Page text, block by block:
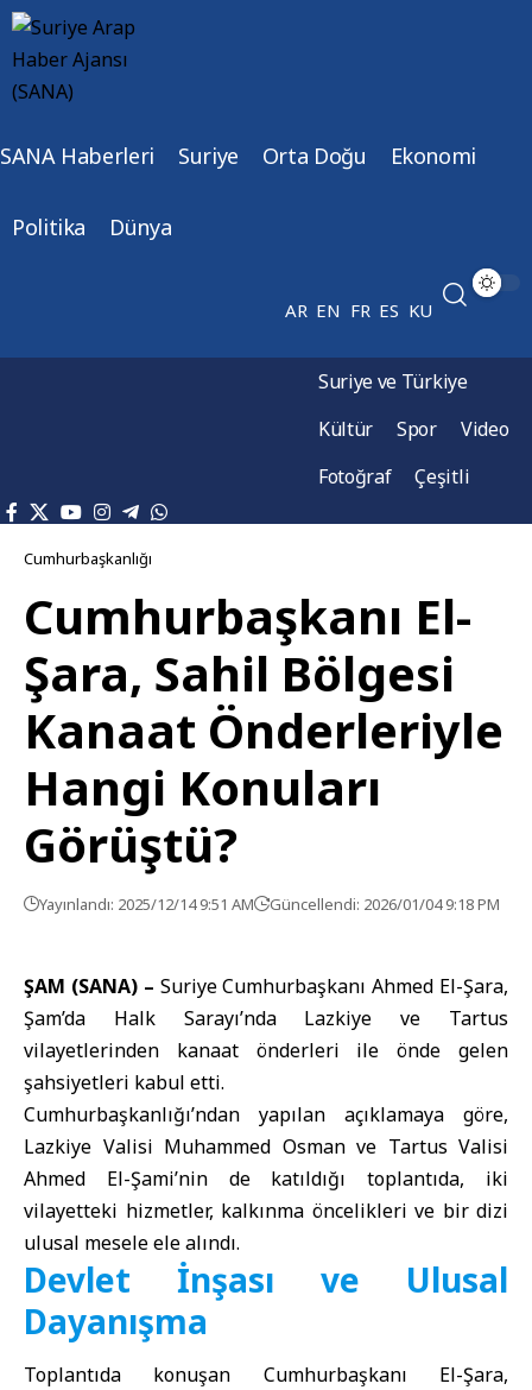
SANA Haberleri Suriye Orta Doğu Ekonomi
Politika Dünya
AR EN FR ES KU
Suriye ve Türkiye
Kültür
Spor
Video
Fotoğraf
Çeşitli
Cumhurbaşkanlığı
Cumhurbaşkanı El-
Şara, Sahil Bölgesi
Kanaat Önderleriyle
Hangi Konuları
Görüştü?
Yayınlandı: 2025/12/14 9:51 AM Güncellendi: 2026/01/04 9:18 PM
ŞAM (SANA) – Suriye CumhurbaşkanıAhmed El-Şara,
Şam’da Halk Sarayı’nda Lazkiye ve Tartus
vilayetlerinden kanaat önderleri ile önde gelen
şahsiyetleri kabul etti.
Cumhurbaşkanlığı’ndan yapılan açıklamaya göre,
Lazkiye Valisi Muhammed Osman ve Tartus Valisi
Ahmed El-Şami’nin de katıldığı toplantıda, iki
vilayetteki hizmetler, kalkınma öncelikleri ve bir dizi
ulusal mesele ele alındı.
Devlet İnşası ve Ulusal
Dayanışma
Toplantıda konuşan Cumhurbaşkanı El-Şara,